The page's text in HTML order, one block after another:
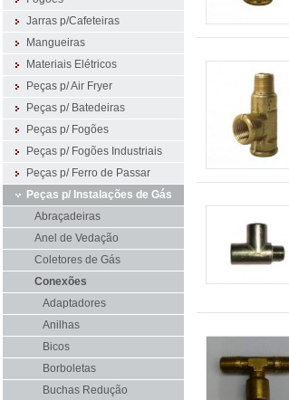
Jarras p/Cafeteiras
Mangueiras
Materiais Elétricos
Peças p/ Air Fryer
Peças p/ Batedeiras
Peças p/ Fogões
Peças p/ Fogões Industriais
Peças p/ Ferro de Passar
Peças p/ Instalações de Gás
Abraçadeiras
Anel de Vedação
Coletores de Gás
Conexões
Adaptadores
Anilhas
Bicos
Borboletas
Buchas Redução